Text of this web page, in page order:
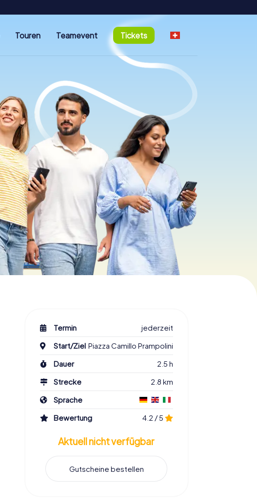
Touren Teamevent Tickets
Termin
jederzeit
Start/Ziel Piazza Camillo Prampolini
Dauer
2.5 h
Strecke
2.8 km
Sprache
Bewertung
4.2 / 5
Aktuell nicht verfügbar
Gutscheine bestellen